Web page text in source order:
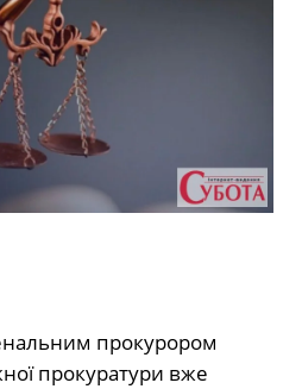
прокурором
прокуратури вже